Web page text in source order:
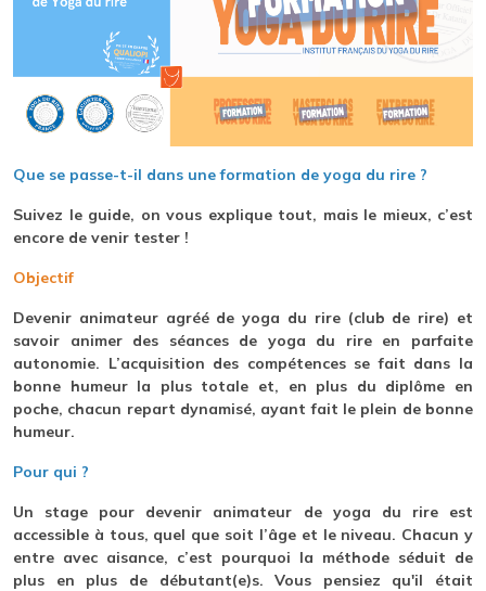
Que se passe-t-il dans une formation de yoga du rire ?
Suivez le guide, on vous explique tout, mais le mieux, c’est
encore de venir tester !
Objectif
Devenir animateur agréé de yoga du rire (club de rire) et
savoir animer des séances de yoga du rire en parfaite
autonomie. L’acquisition des compétences se fait dans la
bonne humeur la plus totale et, en plus du diplôme en
poche, chacun repart dynamisé, ayant fait le plein de bonne
humeur.
Pour qui ?
Un stage pour devenir animateur de yoga du rire est
accessible à tous, quel que soit l’âge et le niveau. Chacun y
entre avec aisance, c’est pourquoi la méthode séduit de
plus en plus de débutant(e)s. Vous pensiez qu'il était